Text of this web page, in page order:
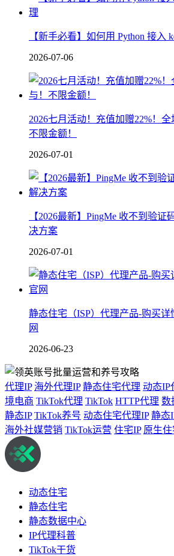
【新手必看】如何用 Python 接入
2026-07-06
2026七月活动！充值加赠22%！全
不限金额！
2026-07-01
【2026最新】PingMe 收不到验
决方案
2026-07-01
静态住宅（ISP）代理产品-购买
网
2026-06-23
代理IP 海外代理IP 静态住宅代理 动态IP
境电商 TikTok代理 TikTok HTTP代理 数
静态IP TikTok养号 动态住宅代理IP 静态
海外社媒营销 TikTok运营 住宅IP 原生住
动态住宅
静态住宅
静态数据中心
IP代理科普
TikTok干货